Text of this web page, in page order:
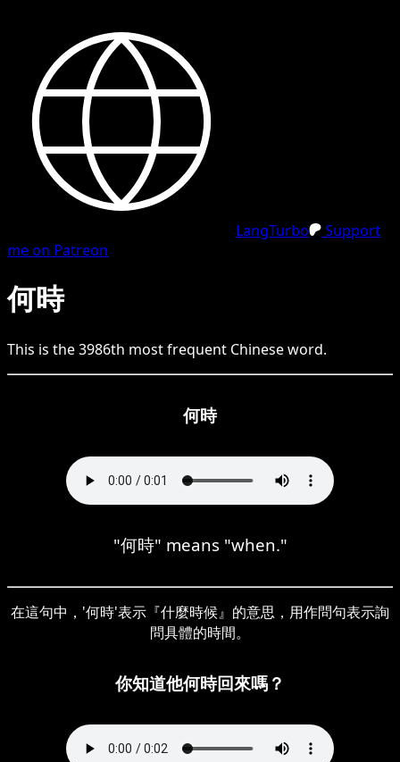
LangTurbo
Support
me on Patreon
何時
This is the3986th most frequent Chineseword.
何時
"何時" means "when."
在這句中，'何時'表示『什麼時候』的意思，用作問句表示詢
問具體的時間。
你知道他何時回來嗎？